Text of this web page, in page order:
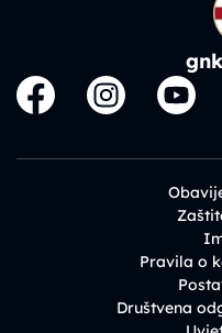
Pravila o
Društvena